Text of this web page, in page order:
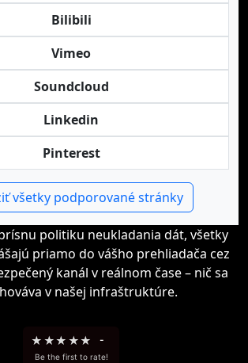
Bilibili
Vimeo
Soundcloud
Linkedin
Pinterest
všetky podporované stránky
politiku neukladania dát, všetky
priamo do vášho prehliadača cez
kanál v reálnom čase – nič sa
v našej infraštruktúre.
★ ★★ ★★ -
Be the first to rate!